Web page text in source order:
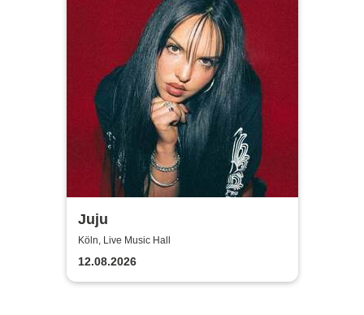
Juju
Köln, Live Music Hall
12.08.2026